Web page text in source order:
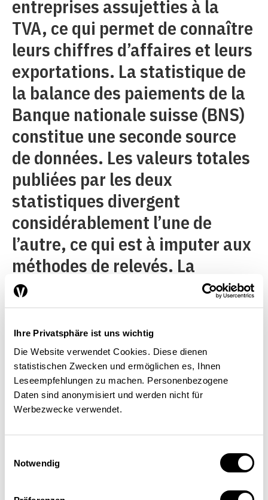
Ihre Privatsphäre ist uns wichtig
Die Website verwendet Cookies. Diese dienen
statistischen Zwecken und ermöglichen es, Ihnen
Leseempfehlungen zu machen. Personenbezogene
Daten sind anonymisiert und werden nicht für
Werbezwecke verwendet.
Notwendig
entreprises assujetties à la
TVA, ce qui permet de connaître
leurs chiffres d’affaires et leurs
exportations. La statistique de
la balance des paiements de la
Banque nationale suisse (BNS)
constitue une seconde source
de données. Les valeurs totales
publiées par les deux
statistiques divergent
considérablement l’une de
l’autre, ce qui est à imputer aux
méthodes de relevés. La
présente recherche s’appuie sur
la statistique de la TVA qui, à la
différence de la balance des
paiements, est structurée
suivant la classification Noga,
ce qui est indispensable pour
une analyse par branche. Les
trois points suivants réduisent,
toutefois, la pertinence des